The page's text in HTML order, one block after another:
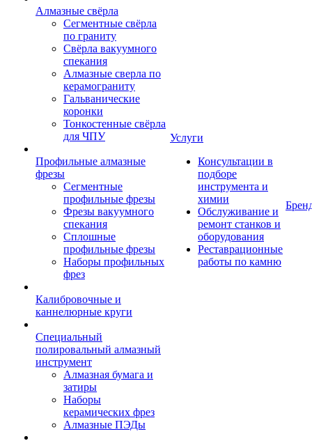
Алмазные свёрла
Сегментные свёрла
по граниту
Свёрла вакуумного
спекания
Алмазные сверла по
керамограниту
Гальванические
коронки
Тонкостенные свёрла
для ЧПУ
Профильные алмазные
фрезы
Сегментные
профильные фрезы
Фрезы вакуумного
спекания
Сплошные
профильные фрезы
Наборы профильных
фрез
Калибровочные и
каннелюрные круги
Специальный
полировальный алмазный
инструмент
Алмазная бумага и
затиры
Наборы
керамических фрез
Алмазные ПЭДы
Услуги
Консультации в
подборе
инструмента и
химии
Обслуживание и
ремонт станков и
оборудования
Реставрационные
работы по камню